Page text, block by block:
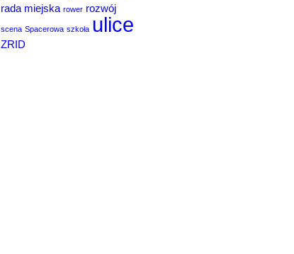
rada miejska rower rozwój
scena Spacerowa szkoła ulice
ZRID